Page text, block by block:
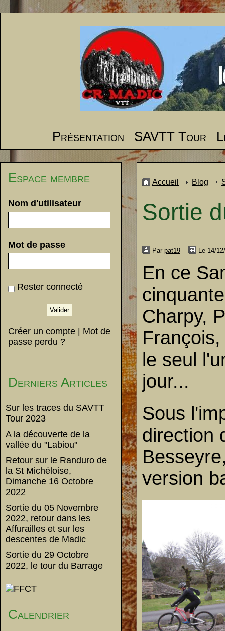
Présentation SAVTT Tour
Espace membre
Nom d'utilisateur
Mot de passe
Rester connecté
Créer un compte
Mot de
passe perdu ?
Derniers Articles
Sur les traces du SAVTT
Tour 2023
A la découverte de la
vallée du "Labiou"
Retour sur le Randuro de
la St Michéloise,
Dimanche 16 Octobre
2022
Sortie du 05 Novembre
2022, retour dans les
Affurailles et sur les
descentes de Madic
Sortie du 29 Octobre
2022, le tour du Barrage
Calendrier
Accueil Blog
Sortie
Par pat19 Le 14/
En ce
Charpy,
le seul
jour...
Sous
direction
version